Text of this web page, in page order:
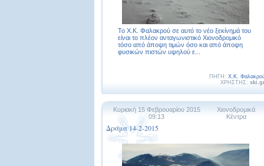
Το Χ.Κ. Φαλακρού σε αυτό το νέο ξεκίνημά του
είναι το πλέον ανταγωνιστικό Χιονοδρομικό
τόσο από άποψη τιμών όσο και από άποψη
φυσικών πιστών υψηλού ε...
ΠΗΓΗ: Χ.Κ.
ΧΡΗΣΤΗΣ:
Κυριακή 15 Φεβρουαρίου 2015
09:13
Χιονοδρομικά
Κέντρα
Δράμα 14-2-2015